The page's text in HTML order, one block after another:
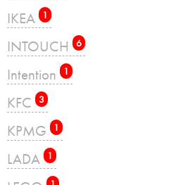
IKEA 1
INTOUCH 6
Intention 1
KFC 3
KPMG 1
LADA 1